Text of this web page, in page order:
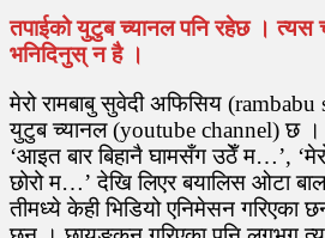
तपाईको युटुब च्यानल पनि रहेछ । त्यस
भनिदिनुस् न है ।
मेरो रामबाबु सुवेदी अफिसिय
युटुब च्यानल (youtube channel) छ ।
‘आइत बार बिहानै घामसँग उठेँ म…’,
छोरो म…’ देखि लिएर बयालिस ओटा
तीमध्ये केही भिडियो एनिमेसन गरिएका